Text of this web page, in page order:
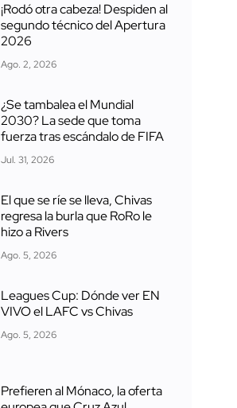
¡Rodó otra cabeza! Despiden al
segundo técnico del Apertura
2026
Ago. 2, 2026
¿Se tambalea el Mundial
2030? La sede que toma
fuerza tras escándalo de FIFA
Jul. 31, 2026
El que se ríe se lleva, Chivas
regresa la burla que RoRo le
hizo a Rivers
Ago. 5, 2026
Leagues Cup: Dónde ver EN
VIVO el LAFC vs Chivas
Ago. 5, 2026
Prefieren al Mónaco, la oferta